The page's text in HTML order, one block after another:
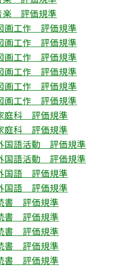
評価規準
画工作 評価規準
画工作 評価規準
画工作 評価規準
画工作 評価規準
画工作 評価規準
画工作 評価規準
庭科 評価規準
庭科 評価規準
語活動 評価規準
語活動 評価規準
国語 評価規準
国語 評価規準
書 評価規準
書 評価規準
書 評価規準
書 評価規準
書 評価規準